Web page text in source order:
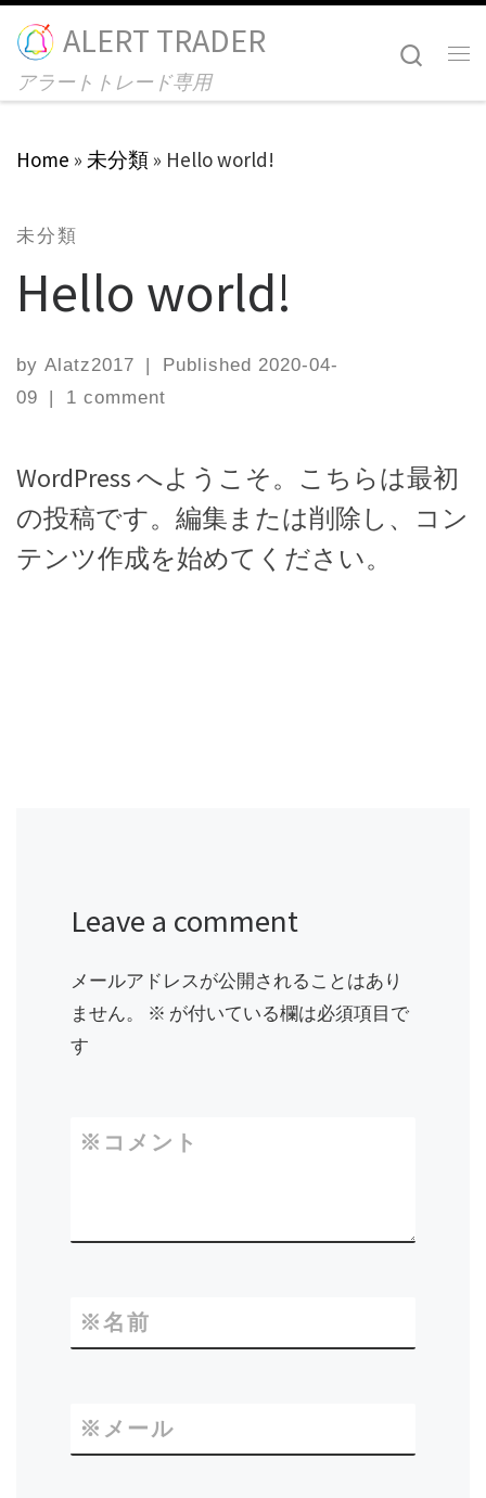
Skip to content
ALERT TRADER
アラートトレード専用
Search
Home » 未分類 » Hello world!
未分類
Hello world!
by Alatz2017 | Published 2020-04-
09
| 1 comment
WordPress へようこそ。こちらは最初
の投稿です。編集または削除し、コン
テンツ作成を始めてください。
Leave a comment
メールアドレスが公開されることはあり
ません。
※ が付いている欄は必須項目で
す
コメント
※
名前
※
メール
※